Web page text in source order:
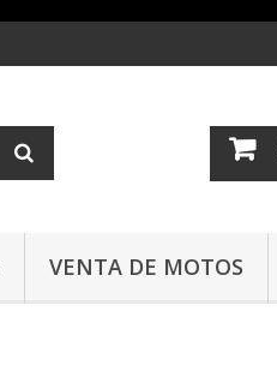
VENTA DE MOTOS